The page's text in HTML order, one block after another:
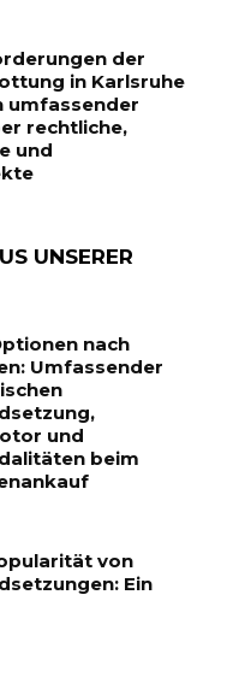
der
in Karlsruhe
umfassender
rechtliche,
und
UNSERER
nach
Umfassender
und
beim
von
Ein